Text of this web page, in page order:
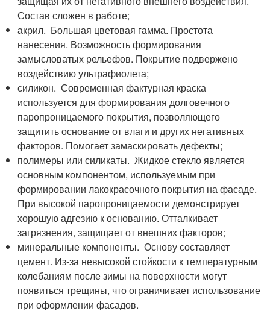
Состав сложен в работе;
акрил. Большая цветовая гамма. Простота
нанесения. Возможность формирования
замысловатых рельефов. Покрытие подвержено
воздействию ультрафиолета;
силикон. Современная фактурная краска
используется для формирования долговечного
паропроницаемого покрытия, позволяющего
защитить основание от влаги и других негативных
факторов. Помогает замаскировать дефекты;
полимеры или силикаты. Жидкое стекло является
основным компонентом, используемым при
формировании лакокрасочного покрытия на фасаде.
При высокой паропроницаемости демонстрирует
хорошую адгезию к основанию. Отталкивает
загрязнения, защищает от внешних факторов;
минеральные компоненты. Основу составляет
цемент. Из-за невысокой стойкости к температурным
колебаниям после зимы на поверхности могут
появиться трещины, что ограничивает использование
при оформлении фасадов.